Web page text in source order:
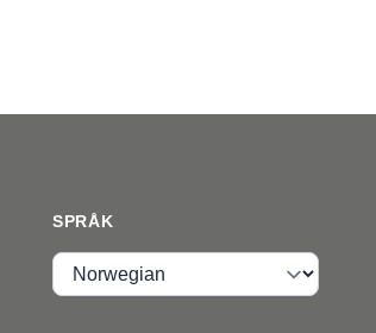
SPRÅK
Språk